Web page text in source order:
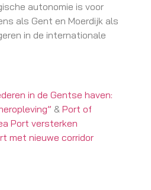
autonomie is voor
als Gent en Moerdijk als
in de internationale
in de Gentse haven:
& Port of
Port versterken
met nieuwe corridor